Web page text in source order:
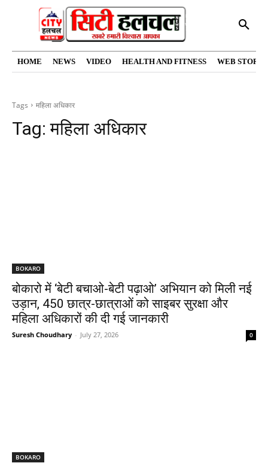
HOME NEWS VIDEO HEALTH AND FITNESS WEB
Tags महिला अधिकार
Tag:महिला अधिकार
BOKARO
बोकारो में ‘बेटी बचाओ-बेटी पढ़ाओ’ अभियान को मिली नई
उड़ान, 450 छात्र-छात्राओं को साइबर सुरक्षा और
महिला अधिकारों की दी गई जानकारी
Suresh Choudhary - July 27, 2026 0
BOKARO